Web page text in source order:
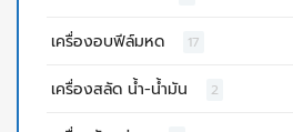
เครื่องอบฟีล์มหด 17
เครื่องสลัด น้ำ-น้ำมัน 2